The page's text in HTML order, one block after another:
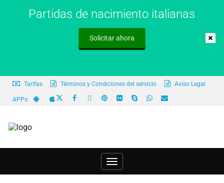
Partidas de nacimiento italianas
Solicitar ahora
Tarifas Términos y Condiciones del servicio Aviso Legal
APPs:
Toggle
navigation